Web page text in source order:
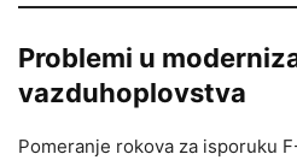
Problemi u
vazduhoplovstva
Pomeranje rokova za isporuku